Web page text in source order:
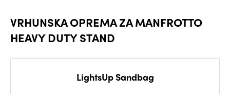
VRHUNSKA OPREMA ZA MANFROTTO
HEAVY DUTY STAND
LightsUp Sandbag